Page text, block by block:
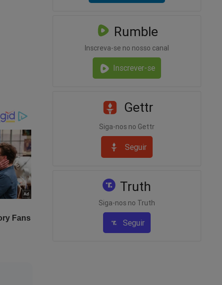
Rumble
Inscreva-se no nosso canal
Inscrever-se
Gettr
Siga-nos no Gettr
Seguir
Truth
Siga-nos no Truth
Seguir